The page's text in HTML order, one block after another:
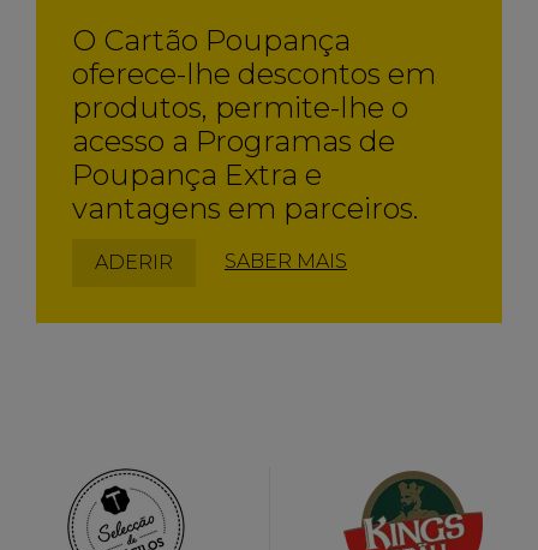
O Cartão Poupança
oferece-lhe descontos em
produtos, permite-lhe o
acesso a Programas de
Poupança Extra e
vantagens em parceiros.
ADERIR SABER MAIS